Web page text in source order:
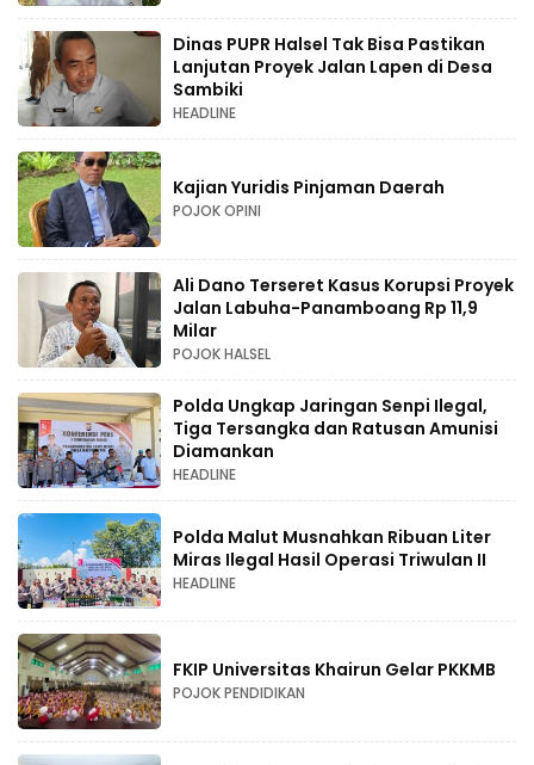
Dinas PUPR Halsel Tak Bisa Pastikan
Lanjutan Proyek Jalan Lapen di Desa
Sambiki
HEADLINE
Kajian Yuridis Pinjaman Daerah
POJOK OPINI
Ali Dano Terseret Kasus Korupsi Proyek
Jalan Labuha-Panamboang Rp 11,9
Milar
POJOK HALSEL
Polda Ungkap Jaringan Senpi Ilegal,
Tiga Tersangka dan Ratusan Amunisi
Diamankan
HEADLINE
Polda Malut Musnahkan Ribuan Liter
Miras Ilegal Hasil Operasi Triwulan II
HEADLINE
FKIP Universitas Khairun Gelar PKKMB
POJOK PENDIDIKAN